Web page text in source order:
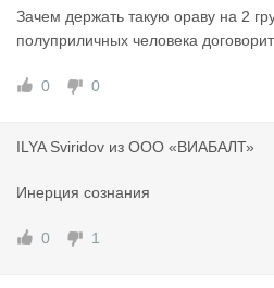
Зачем держать такую ораву на 2
полуприличных человека
0 0
ILYA Sviridov из ООО «ВИАБАЛТ»
Инерция сознания
0 1